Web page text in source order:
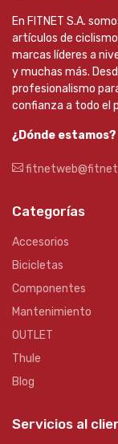
En FITNET S.A.
artículos de
marcas líderes a
y muchas más.
profesionalismo
confianza a todo el
¿Dónde estamos?
Categorías
Accesorios
Bicicletas
Componentes
Mantenimiento
OUTLET
Thule
Blog
Servicios al